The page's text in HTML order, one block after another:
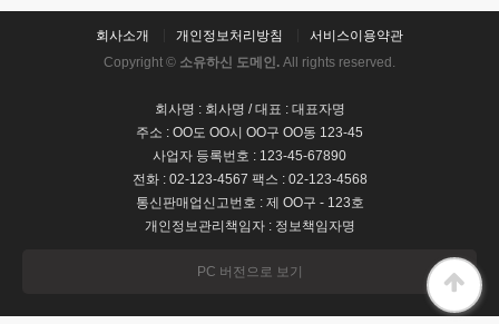
회사소개 개인정보처리방침
서비스이용약관
Copyright © 소유하신 도메인. All rights reserved.
회사명 : 회사명 / 대표 : 대표자명
주소 : OO도 OO시 OO구 OO동 123-45
사업자 등록번호 : 123-45-67890
전화 : 02-123-4567 팩스 : 02-123-4568
통신판매업신고번호 : 제 OO구 - 123호
개인정보관리책임자 : 정보책임자명
PC 버전으로 보기